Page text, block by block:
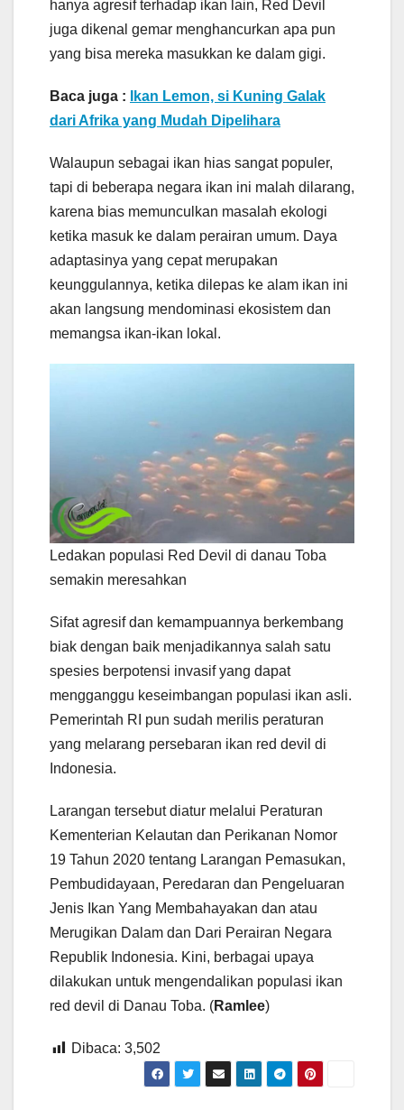
hanya agresif terhadap ikan lain, Red Devil
juga dikenal gemar menghancurkan apa pun
yang bisa mereka masukkan ke dalam gigi.
Baca juga :
Ikan Lemon, si Kuning Galak
dari Afrika yang Mudah Dipelihara
Walaupun sebagai ikan hias sangat populer,
tapi di beberapa negara ikan ini malah dilarang,
karena bias memunculkan masalah ekologi
ketika masuk ke dalam perairan umum. Daya
adaptasinya yang cepat merupakan
keunggulannya, ketika dilepas ke alam ikan ini
akan langsung mendominasi ekosistem dan
memangsa ikan-ikan lokal.
Ledakan populasi Red Devil di danau Toba
semakin meresahkan
Sifat agresif dan kemampuannya berkembang
biak dengan baik menjadikannya salah satu
spesies berpotensi invasif yang dapat
mengganggu keseimbangan populasi ikan asli.
Pemerintah RI pun sudah merilis peraturan
yang melarang persebaran ikan red devil di
Indonesia.
Larangan tersebut diatur melalui Peraturan
Kementerian Kelautan dan Perikanan Nomor
19 Tahun 2020 tentang Larangan Pemasukan,
Pembudidayaan, Peredaran dan Pengeluaran
Jenis Ikan Yang Membahayakan dan atau
Merugikan Dalam dan Dari Perairan Negara
Republik Indonesia. Kini, berbagai upaya
dilakukan untuk mengendalikan populasi ikan
red devil di Danau Toba. (Ramlee)
Dibaca: 3,502